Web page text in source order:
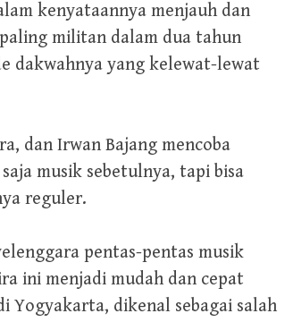
kenyataannya menjauh dan
militan dalam dua tahun
dakwahnya yang kelewat-lewat
dan Irwan Bajang mencoba
musik sebetulnya, tapi bisa
reguler.
pentas-pentas musik
ini menjadi mudah dan cepat
Yogyakarta, dikenal sebagai salah